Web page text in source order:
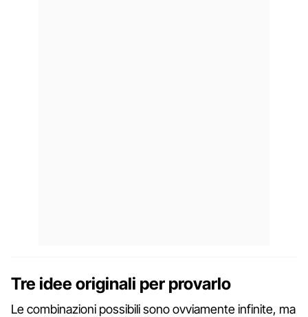
Tre idee originali per provarlo
Le combinazioni possibili sono ovviamente infinite, ma